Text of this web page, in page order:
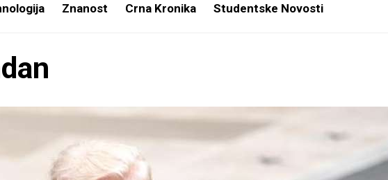
Znanost Crna Kronika Studentske Novosti